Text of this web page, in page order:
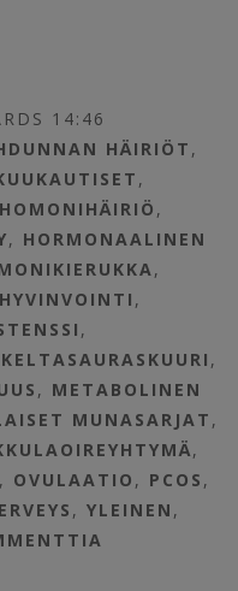
14:46
HÄIRIÖT ,
,
HOMONIHÄIRIÖ ,
, HORMONAALINEN
,
HYVINVOINTI ,
,
KELTASAURASKUURI ,
, METABOLINEN
MUNASARJAT ,
,
, OVULAATIO , PCOS ,
, YLEINEN ,